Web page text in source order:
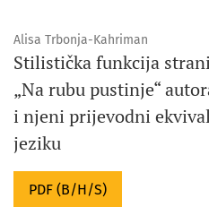
Alisa Trbonja-Kahriman
Stilistička funkcija
„Na rubu pustinje“
i njeni prijevodni
jeziku
PDF (B/H/S)